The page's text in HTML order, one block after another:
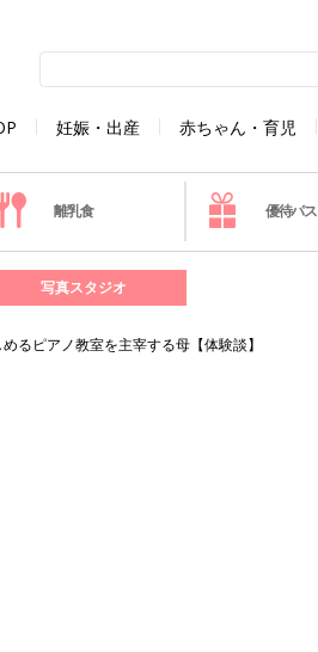
妊娠・出産 赤ちゃん・育児
離乳食 優待パス
写真スタジオ
るピアノ教室を主宰する母【体験談】